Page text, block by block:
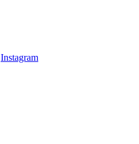
Instagram